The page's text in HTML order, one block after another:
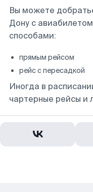
Вы можете
Дону с
способами:
прямым рейсом
рейс с пересадкой
Иногда в
чартерные рейсы и